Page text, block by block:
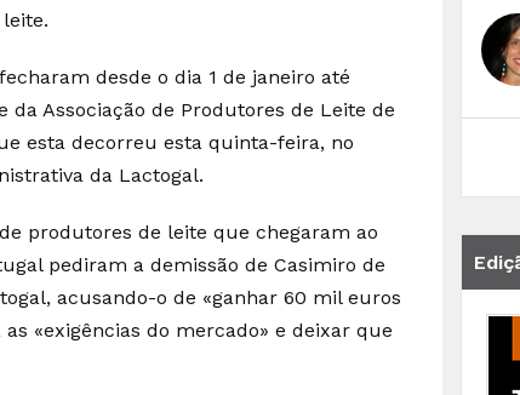
desde o dia 1 de janeiro até
da Associação de Produtores de Leite de
esta decorreu esta quinta-feira, no
da Lactogal.
produtores de leite que chegaram ao
pediram a demissão de Casimiro de
acusando-o de «ganhar 60 mil euros
«exigências do mercado» e deixar que